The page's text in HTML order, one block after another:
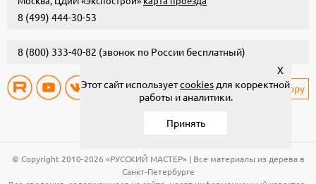
8 (499) 444-30-53
8 (800) 333-40-82 (звонок по России бесплатный)
Написать директору
© Copyright 2010-2026 «РУССКИЙ МАСТЕР» | Все материалы из дерева в
Санкт-Петербурге
X
Этот сайт используетcookies для корректной
работы и аналитики.
Принять